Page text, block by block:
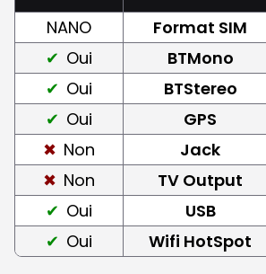
NANO Format SIM
Oui
BTMono
Oui
BTStereo
Oui
GPS
Non
Jack
Non
TV Output
Oui
USB
Oui
Wifi HotSpot